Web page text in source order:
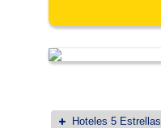
Hoteles 5 Estrellas